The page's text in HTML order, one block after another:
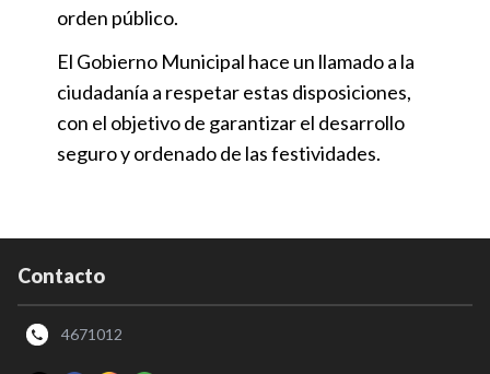
orden público.
El Gobierno Municipal hace un llamado a la
ciudadanía a respetar estas disposiciones,
con el objetivo de garantizar el desarrollo
seguro y ordenado de las festividades.
Contacto
4671012